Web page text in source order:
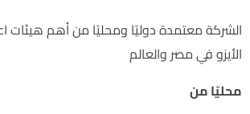
الشركة معتمدة دوليًا ومحليًا من أهم هيئات
الأيزو في مصر والعالم
محليًا من